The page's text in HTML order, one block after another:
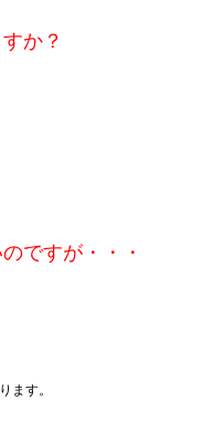
か？
ですが・・・
ます。